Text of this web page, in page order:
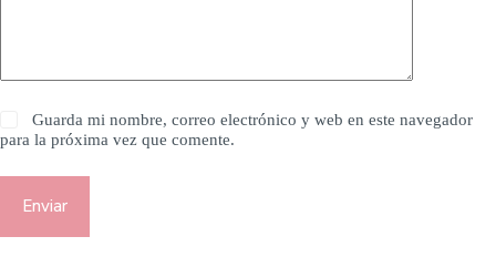
Guarda mi nombre, correo electrónico y web en este navegador
para la próxima vez que comente.
Enviar